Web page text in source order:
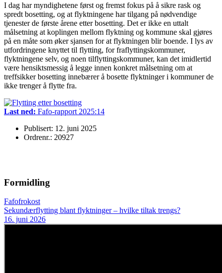
I dag har myndighetene først og fremst fokus på å sikre rask og
spredt bosetting, og at flyktningene har tilgang på nødvendige
tjenester de første årene etter bosetting. Det er ikke en uttalt
målsetning at koplingen mellom flyktning og kommune skal gjøres
på en måte som øker sjansen for at flyktningen blir boende. I lys av
utfordringene knyttet til flytting, for fraflyttingskommuner,
flyktningene selv, og noen tilflyttingskommuner, kan det imidlertid
være hensiktsmessig å legge innen konkret målsetning om at
treffsikker bosetting innebærer å bosette flyktninger i kommuner de
ikke trenger å flytte fra.
Last ned: Fafo-rapport 2025:14
Publisert: 12. juni 2025
Ordrenr.: 20927
Formidling
Fafofrokost
Sekundærflytting blant flyktninger – hvilke tiltak trengs?
16. juni 2026